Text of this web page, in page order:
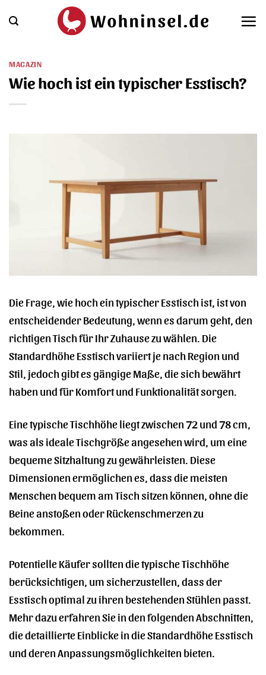
Inhalt
MAGAZIN
Wie hoch ist ein typischer Esstisch?
Die Frage, wie hoch ein typischer Esstisch ist, ist von
entscheidender Bedeutung, wenn es darum geht, den
richtigen Tisch für Ihr Zuhause zu wählen. Die
Standardhöhe Esstisch variiert je nach Region und
Stil, jedoch gibt es gängige Maße, die sich bewährt
haben und für Komfort und Funktionalität sorgen.
Eine typische Tischhöhe liegt zwischen 72 und 78 cm,
was als ideale Tischgröße angesehen wird, um eine
bequeme Sitzhaltung zu gewährleisten. Diese
Dimensionen ermöglichen es, dass die meisten
Menschen bequem am Tisch sitzen können, ohne die
Beine anstoßen oder Rückenschmerzen zu
bekommen.
Potentielle Käufer sollten die typische Tischhöhe
berücksichtigen, um sicherzustellen, dass der
Esstisch optimal zu ihren bestehenden Stühlen passt.
Mehr dazu erfahren Sie in den folgenden Abschnitten,
die detaillierte Einblicke in die Standardhöhe Esstisch
und deren Anpassungsmöglichkeiten bieten.